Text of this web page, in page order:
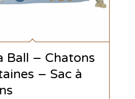
Ball – Chatons
– Sac à